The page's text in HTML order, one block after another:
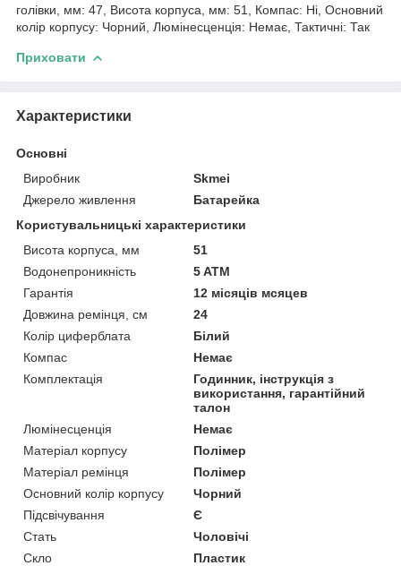
голівки, мм: 47, Висота корпуса, мм: 51, Компас: Ні, Основний
колір корпусу: Чорний, Люмінесценція: Немає, Тактичні: Так
Приховати
Характеристики
Основні
Виробник
Skmei
Джерело живлення
Батарейка
Користувальницькі характеристики
Висота корпуса, мм
51
Водонепроникність
5 ATM
Гарантія
12 місяців мсяцев
Довжина ремінця, см
24
Колір циферблата
Білий
Компас
Немає
Комплектація
Годинник, інструкція з
використання, гарантійний
талон
Люмінесценція
Немає
Матеріал корпусу
Полімер
Матеріал ремінця
Полімер
Основний колір корпусу
Чорний
Підсвічування
Є
Стать
Чоловічі
Скло
Пластик